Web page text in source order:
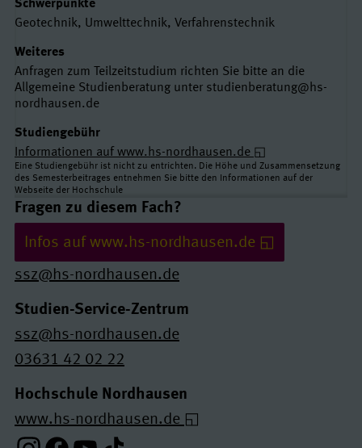
Schwerpunkte
Geotechnik, Umwelttechnik, Verfahrenstechnik
Weiteres
Anfragen zum Teilzeitstudium richten Sie bitte an die
Allgemeine Studienberatung unter studienberatung@hs-
nordhausen.de
Studiengebühr
Informationen auf www.hs-nordhausen.de
Eine Studiengebühr ist nicht zu entrichten. Die Höhe und Zusammensetzung
des Semesterbeitrages entnehmen Sie bitte den Informationen auf der
Webseite der Hochschule
Links und Kontakte
Fragen zu diesem Fach?
Infos auf www.hs-nordhausen.de
ssz@hs-nordhausen.de
Studien-Service-Zentrum
ssz@hs-nordhausen.de
03631 42 02 22
Hochschule Nordhausen
www.hs-nordhausen.de